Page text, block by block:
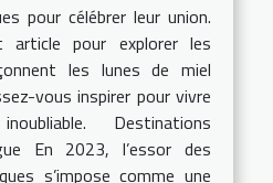
pour célébrer leur union.
article pour explorer les
les lunes de miel
vous inspirer pour vivre
Destinations
En 2023, l’essor des
s’impose comme une